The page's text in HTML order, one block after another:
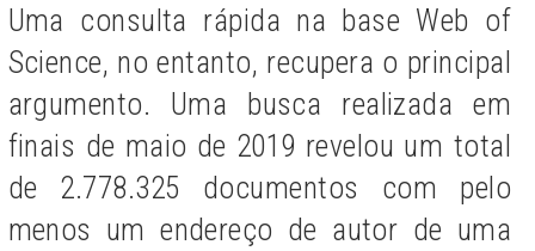
Uma consulta rápida na base Web of
Science, no entanto, recupera o principal
argumento. Uma busca realizada em
finais de maio de 2019 revelou um total
de 2.778.325 documentos com pelo
menos um endereço de autor de uma